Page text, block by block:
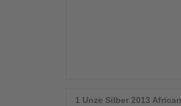
1 Unze Silber 2013